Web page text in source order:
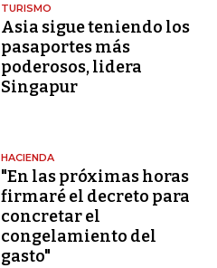
TURISMO
Asia sigue teniendo los
pasaportes más
poderosos, lidera
Singapur
HACIENDA
"En las próximas horas
firmaré el decreto para
concretar el
congelamiento del
gasto"